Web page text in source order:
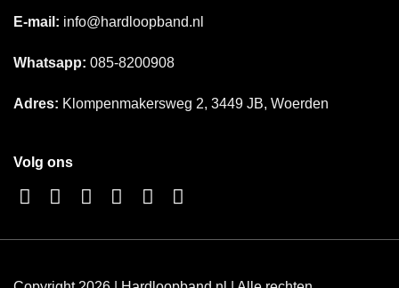
E-mail: info@hardloopband.nl
Whatsapp: 085-8200908
Adres: Klompenmakersweg 2, 3449 JB, Woerden
Volg ons